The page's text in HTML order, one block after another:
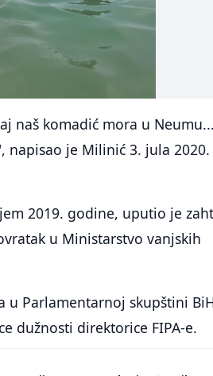
naš komadić mora u
napisao je Milinić 3. jula
2019. godine, uputio je
u Ministarstvo vanjskih
u Parlamentarnoj skupštini
dužnosti direktorice FIPA-e.